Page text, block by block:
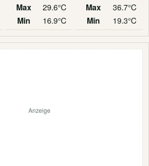
Max
29.6°C
Min
16.9°C
Max
36.7°C
Min
19.3°C
Anzeige